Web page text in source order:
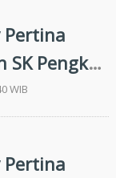
2026
Pertina
Pengkab
WIB
Pertina